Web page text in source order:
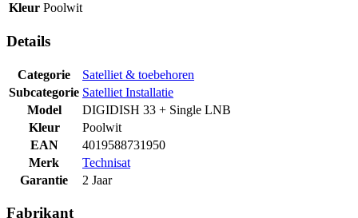
Kleur Poolwit
Details
Categorie
Satelliet & toebehoren
Subcategorie Satelliet Installatie
Model
DIGIDISH 33 + Single LNB
Kleur
Poolwit
EAN
4019588731950
Merk
Technisat
Garantie
2 Jaar
Fabrikant